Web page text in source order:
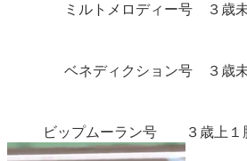
ミルトメロディー号 ３
ベネディクション号 ３歳
ビップムーラン号 ３歳上